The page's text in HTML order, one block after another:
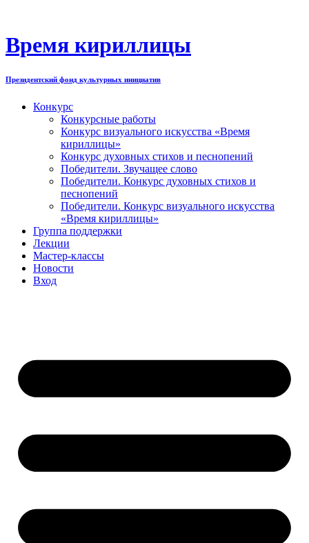
содержимому
Время кириллицы
Президентский фонд культурных инициатив
Конкурс
Конкурсные работы
Конкурс визуального искусства «Время
кириллицы»
Конкурс духовных стихов и песнопений
Победители. Звучащее слово
Победители. Конкурс духовных стихов и
песнопений
Победители. Конкурс визуального искусства
«Время кириллицы»
Группа поддержки
Лекции
Мастер-классы
Новости
Вход